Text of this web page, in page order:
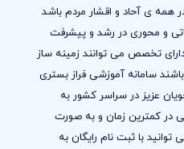
همه ی آحاد و اقشار مردم باشد
و محوری در رشد و پیشرفت
تخصص می توانند زمینه ساز
سامانه آموزشی فراز بستری
عزیز در سراسر کشور به
در کمترین زمان و به صورت
با ثبت نام رایگان به